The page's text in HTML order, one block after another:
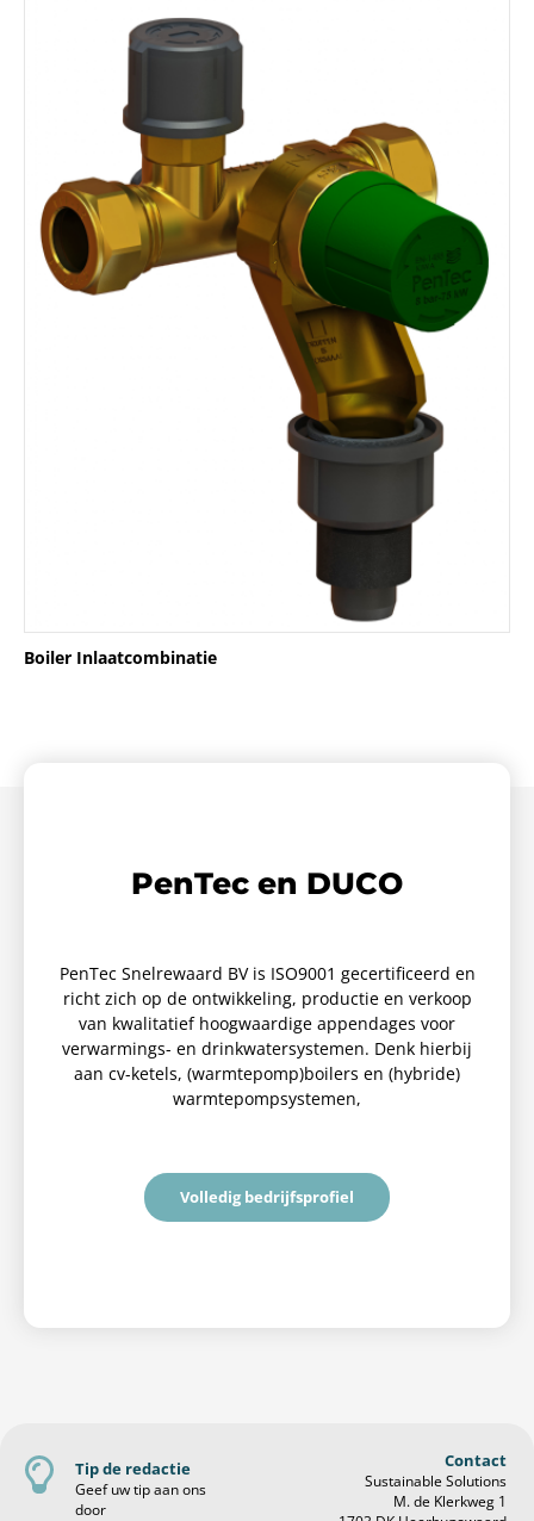
Boiler Inlaatcombinatie
PenTec en DUCO
PenTec Snelrewaard BV is ISO9001 gecertificeerd en
richt zich op de ontwikkeling, productie en verkoop
van kwalitatief hoogwaardige appendages voor
verwarmings- en drinkwatersystemen. Denk hierbij
aan cv-ketels, (warmtepomp)boilers en (hybride)
warmtepompsystemen,
Volledig bedrijfsprofiel
Tip de redactie
Geef uw tip aan ons
door
Contact
Sustainable Solutions
M. de Klerkweg 1